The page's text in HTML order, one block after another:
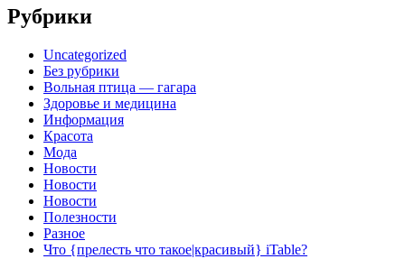
Рубрики
Uncategorized
Без рубрики
Вольная птица — гагара
Здоровье и медицина
Информация
Красота
Мода
Новости
Новости
Новости
Полезности
Разное
Что {прелесть что такое|красивый} iTable?